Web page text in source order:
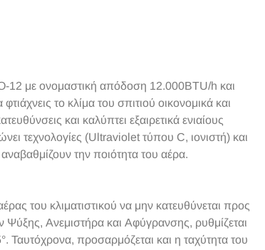
12 με ονομαστική απόδοση 12.000BTU/h και
το κλίμα του σπιτιού οικονομικά και
και καλύπτει εξαιρετικά ενιαίους
τεχνολογίες (Ultraviolet τύπου C, ιονιστή) και
την ποιότητα του αέρα.
του κλιματιστικού να μην κατευθύνεται προς
Ψύξης, Ανεμιστήρα και Αφύγρανσης, ρυθμίζεται
Ταυτόχρονα, προσαρμόζεται και η ταχύτητα του